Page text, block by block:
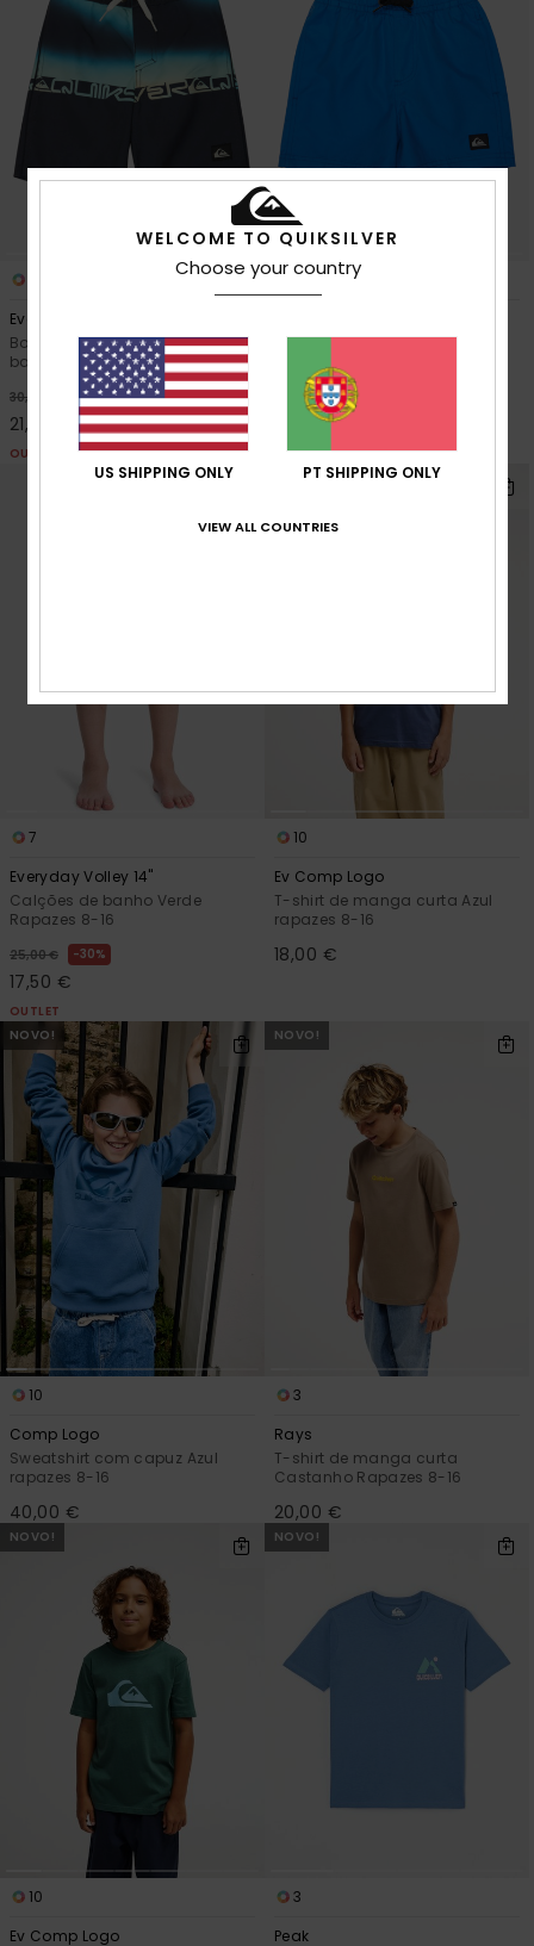
Everyday Half Jam 13"
Boardshorts/Calções de
banho Azul Rapazes 2-7
30,00 € 30%
21,00 €
OUTLET
2
Calções de banho Azul
25,00 € 30%
17,50 €
OUTLET
7
Everyday Volley 14"
Calções de banho Verde
Rapazes 8-16
25,00 € 30%
17,50 €
OUTLET
NOVO!
10
Ev Comp Logo
T-shirt de manga curta Azul
rapazes 8-16
18,00 €
NOVO!
10
Comp Logo
Sweatshirt com capuz Azul
rapazes 8-16
40,00 €
NOVO!
3
Rays
T-shirt de manga curta
Castanho Rapazes 8-16
20,00 €
NOVO!
10
Ev Comp Logo
NOVO!
3
Peak
WELCOME TO QUIKSILVER
Choose your country
US SHIPPING ONLY PT SHIPPING ONLY
VIEW ALL COUNTRIES